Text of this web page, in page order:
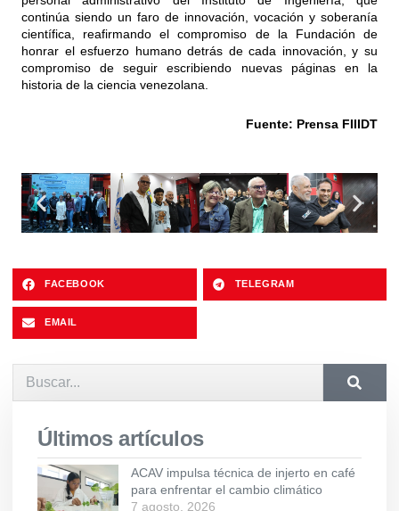
continúa siendo un faro de innovación, vocación y soberanía
científica, reafirmando el compromiso de la Fundación de
honrar el esfuerzo humano detrás de cada innovación, y su
compromiso de seguir escribiendo nuevas páginas en la
historia de la ciencia venezolana.
Fuente: Prensa FIIIDT
FACEBOOK TELEGRAM
EMAIL
Últimos artículos
ACAV impulsa técnica de injerto en café
para enfrentar el cambio climático
7 agosto, 2026